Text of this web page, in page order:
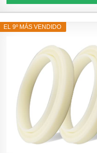
EL 9º MÁS VENDIDO